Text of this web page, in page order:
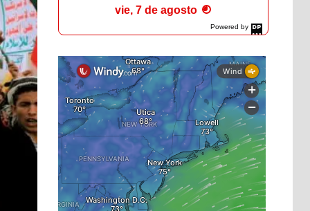
Powered by
DaysPedia.com
vie, 7 de agosto